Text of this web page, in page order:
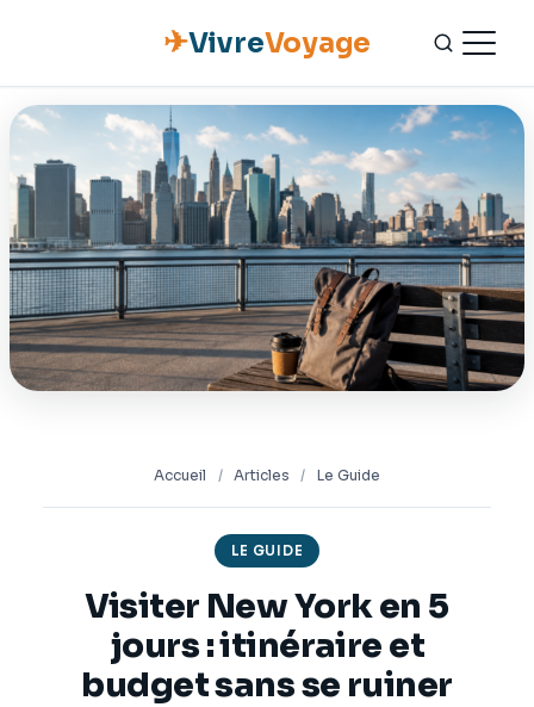
✈VivreVoyage
ACCUEIL
ESCAPADES
NATURE
GASTRONOMIE
CULTURE
Accueil / Articles / Le Guide
LE GUIDE
Visiter New York en 5
jours : itinéraire et
budget sans se ruiner